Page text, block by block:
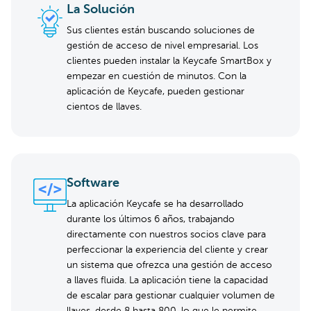
La Solución
Sus clientes están buscando soluciones de
gestión de acceso de nivel empresarial. Los
clientes pueden instalar la Keycafe SmartBox y
empezar en cuestión de minutos. Con la
aplicación de Keycafe, pueden gestionar
cientos de llaves.
Software
La aplicación Keycafe se ha desarrollado
durante los últimos 6 años, trabajando
directamente con nuestros socios clave para
perfeccionar la experiencia del cliente y crear
un sistema que ofrezca una gestión de acceso
a llaves fluida. La aplicación tiene la capacidad
de escalar para gestionar cualquier volumen de